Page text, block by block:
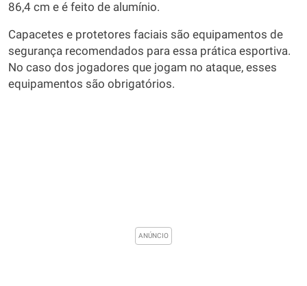
86,4 cm e é feito de alumínio.
Capacetes e protetores faciais são equipamentos de
segurança recomendados para essa prática esportiva.
No caso dos jogadores que jogam no ataque, esses
equipamentos são obrigatórios.